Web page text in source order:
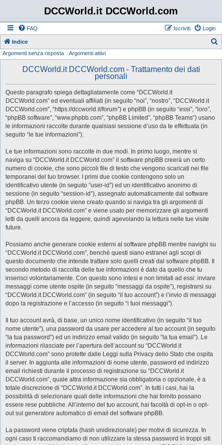
DCCWorld.it DCCWorld.com
FAQ Login
Iscriviti
Indice
Argomenti senza risposta Argomenti attivi
DCCWorld.it DCCWorld.com - Trattamento dei dati
personali
Questo paragrafo spiega dettagliatamente come “DCCWorld.it
DCCWorld.com” ed eventuali affiliati (in seguito “noi”, “nostro”, “DCCWorld.it
DCCWorld.com”, “https://dccworld.it/forum”) e phpBB (in seguito “essi”, “loro”,
“phpBB software”, “www.phpbb.com”, “phpBB Limited”, “phpBB Teams”) usano
le informazioni raccolte durante qualsiasi sessione d’uso da te effettuata (in
seguito “le tue informazioni”).
Le tue informazioni sono raccolte in due modi. In primo luogo, mentre si
naviga su “DCCWorld.it DCCWorld.com” il software phpBB creerà un certo
numero di cookie, che sono piccoli file di testo che vengono scaricati nei file
temporanei del tuo browser. I primi due cookie contengono solo un
identificativo utente (in seguito “user-id”) ed un identificativo anonimo di
sessione (in seguito “session-id”), assegnato automaticamente dal software
phpBB. Un terzo cookie viene creato quando si naviga tra gli argomenti di
“DCCWorld.it DCCWorld.com” e viene usato per memorizzare gli argomenti
letti da quelli ancora da leggere, quindi agevolando la lettura nelle tue visite
future.
Possiamo anche generare cookie esterni al software phpBB mentre navighi su
“DCCWorld.it DCCWorld.com”, benché questi siano estranei agli scopi di
questo documento che intende trattare solo quelli creati dal software phpBB. Il
secondo metodo di raccolta delle tue informazioni è dato da quello che tu
inserisci volontariamente. Con questo sono intesi e non limitati ad essi: inviare
messaggi come utente ospite (in seguito “messaggi da ospite”), registrarsi su
“DCCWorld.it DCCWorld.com” (in seguito “il tuo account”) e l’invio di messaggi
dopo la registrazione e l’accesso (in seguito “i tuoi messaggi”).
Il tuo account avrà, di base, un unico nome identificativo (in seguito “il tuo
nome utente”), una password da usare per accedere al tuo account (in seguito
“la tua password”) ed un indirizzo email valido (in seguito “la tua email”). Le
informazioni rilasciate per l’apertura dell’account su “DCCWorld.it
DCCWorld.com” sono protette dalle Leggi sulla Privacy dello Stato che ospita
il server. In aggiunta alle informazioni di nome utente, password ed indirizzo
email richiesti durante il processo di registrazione su “DCCWorld.it
DCCWorld.com”, quale altra informazione sia obbligatoria o opzionale, è a
totale discrezione di “DCCWorld.it DCCWorld.com”. In tutti i casi, hai la
possibilità di selezionare quali delle informazioni che hai fornito possano
essere rese pubbliche. All’interno del tuo account, hai facoltà di opt-in o opt-
out sul generatore automatico di email del software phpBB.
La password viene criptata (hash unidirezionale) per motivi di sicurezza. In
ogni caso ti raccomandiamo di non utilizzare la stessa password in troppi siti.